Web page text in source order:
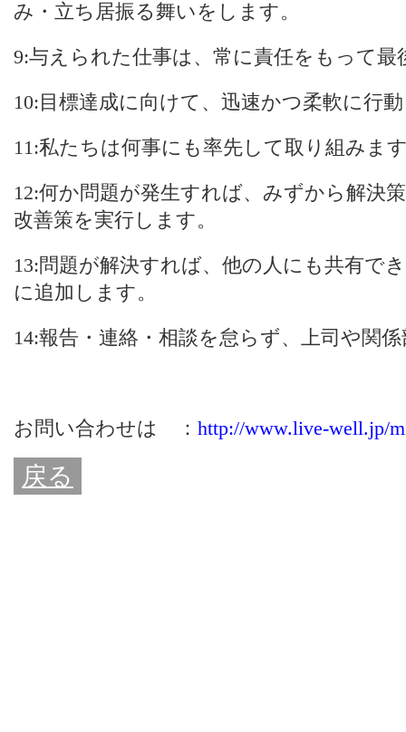
み・立ち居振る舞いをします。
9:与えられた仕事は、常に責任をもって
10:目標達成に向けて、迅速かつ柔軟に行
11:私たちは何事にも率先して取り組みま
12:何か問題が発生すれば、みずから解決
改善策を実行します。
13:問題が解決すれば、他の人にも共有で
に追加します。
14:報告・連絡・相談を怠らず、上司や関
お問い合わせは ： http://www.live-well.jp/
戻る